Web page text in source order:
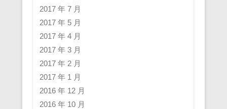
2017 年 7 月
2017 年 5 月
2017 年 4 月
2017 年 3 月
2017 年 2 月
2017 年 1 月
2016 年 12 月
2016 年 10 月